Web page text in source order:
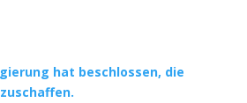
hat beschlossen, die